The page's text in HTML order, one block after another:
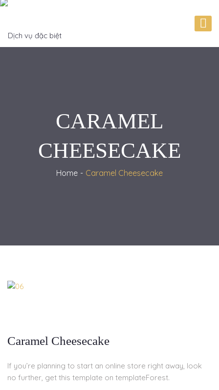
CARAMEL
CHEESECAKE
Home Caramel Cheesecake
Caramel Cheesecake
If you’re planning to start an online store right away, look
no further, get this template on templateForest.